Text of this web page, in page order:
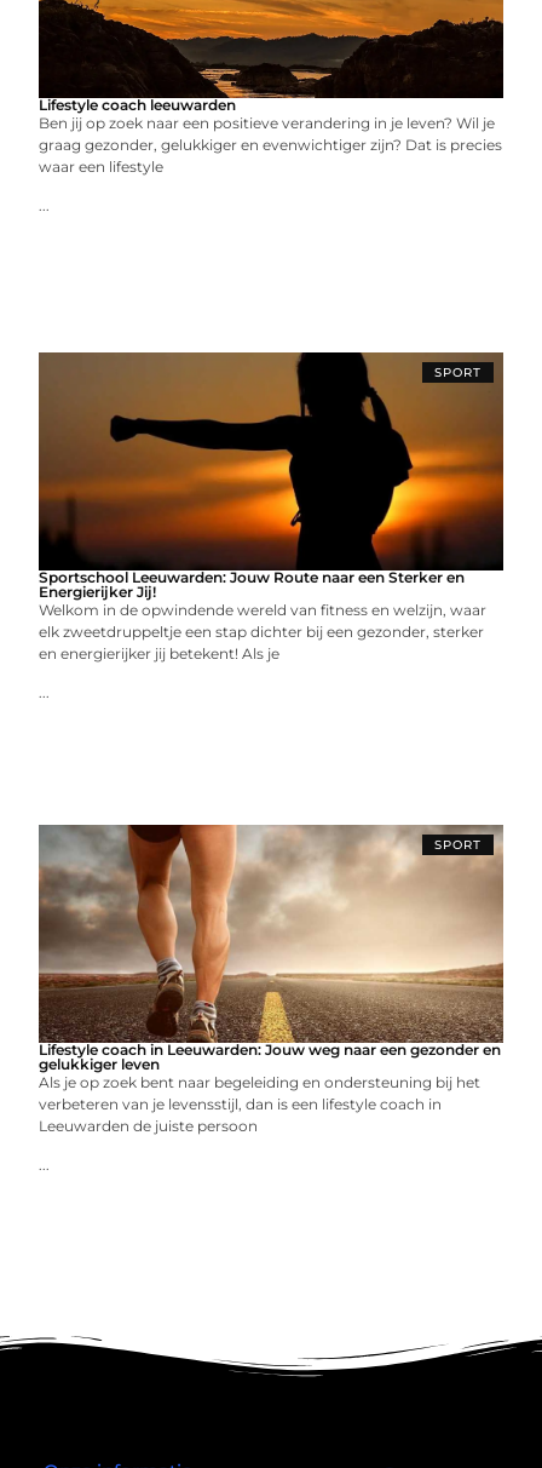
Lifestyle coach leeuwarden
Ben jij op zoek naar een positieve verandering in je leven? Wil je
graag gezonder, gelukkiger en evenwichtiger zijn? Dat is precies
waar een lifestyle
...
SPORT
Sportschool Leeuwarden: Jouw Route naar een Sterker en
Energierijker Jij!
Welkom in de opwindende wereld van fitness en welzijn, waar
elk zweetdruppeltje een stap dichter bij een gezonder, sterker
en energierijker jij betekent! Als je
...
SPORT
Lifestyle coach in Leeuwarden: Jouw weg naar een gezonder en
gelukkiger leven
Als je op zoek bent naar begeleiding en ondersteuning bij het
verbeteren van je levensstijl, dan is een lifestyle coach in
Leeuwarden de juiste persoon
...